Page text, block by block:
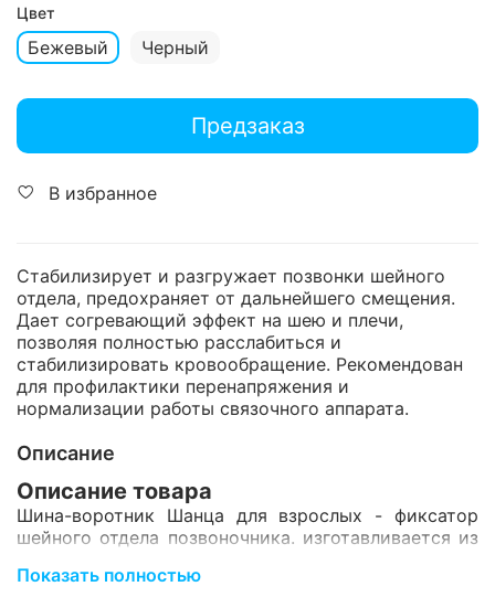
Цвет
Бежевый Черный
Предзаказ
В избранное
Стабилизирует и разгружает позвонки шейного
отдела, предохраняет от дальнейшего смещения.
Дает согревающий эффект на шею и плечи,
позволяя полностью расслабиться и
стабилизировать кровообращение. Рекомендован
для профилактики перенапряжения и
нормализации работы связочного аппарата.
Описание
Описание товара
Шина-воротник Шанца для взрослых - фиксатор
шейного отдела позвоночника. изготавливается из
при использовании обеспечивает мягкая
Показать полностью